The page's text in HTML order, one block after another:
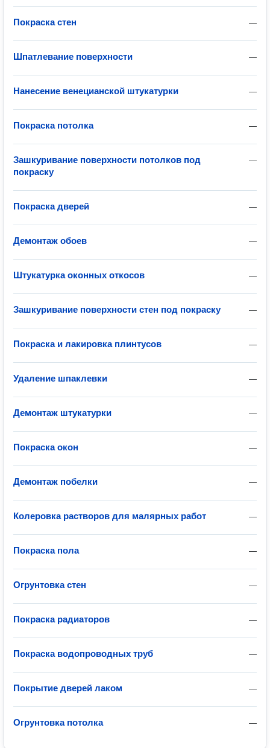
—
Покраска стен
—
Шпатлевание поверхности
—
Нанесение венецианской штукатурки
—
Покраска потолка
—
Зашкуривание поверхности потолков под
покраску
—
Покраска дверей
—
Демонтаж обоев
—
Штукатурка оконных откосов
—
Зашкуривание поверхности стен под покраску
—
Покраска и лакировка плинтусов
—
Удаление шпаклевки
—
Демонтаж штукатурки
—
Покраска окон
—
Демонтаж побелки
—
Колеровка растворов для малярных работ
—
Покраска пола
—
Огрунтовка стен
—
Покраска радиаторов
—
Покраска водопроводных труб
—
Покрытие дверей лаком
—
Огрунтовка потолка